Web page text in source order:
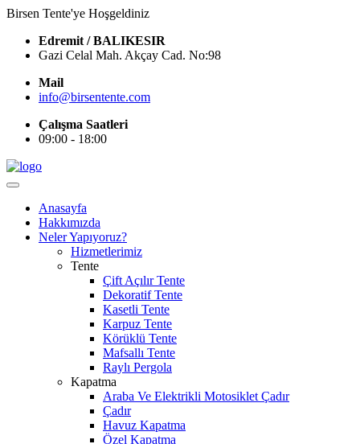
Birsen Tente'ye Hoşgeldiniz
Edremit / BALIKESIR
Gazi Celal Mah. Akçay Cad. No:98
Mail
info@birsentente.com
Çalışma Saatleri
09:00 - 18:00
Anasayfa
Hakkımızda
Neler Yapıyoruz?
Hizmetlerimiz
Tente
Çift Açılır Tente
Dekoratif Tente
Kasetli Tente
Karpuz Tente
Körüklü Tente
Mafsallı Tente
Raylı Pergola
Kapatma
Araba Ve Elektrikli Motosiklet Çadır
Çadır
Havuz Kapatma
Özel Kapatma